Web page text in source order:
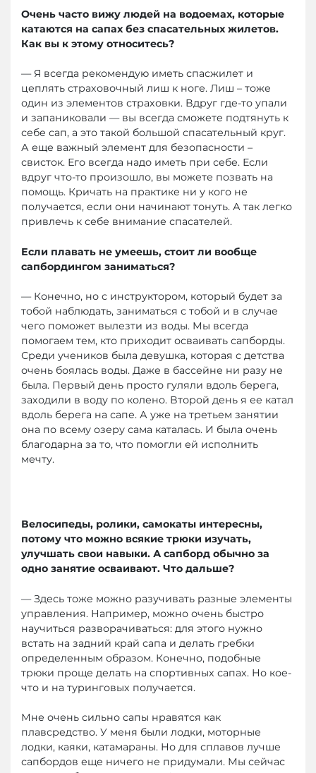
Очень часто вижу людей на водоемах, которые
катаются на сапах без спасательных жилетов.
Как вы к этому относитесь?
— Я всегда рекомендую иметь спасжилет и
цеплять страховочный лиш к ноге. Лиш – тоже
один из элементов страховки. Вдруг где-то упали
и запаниковали — вы всегда сможете подтянуть к
себе сап, а это такой большой спасательный круг.
А еще важный элемент для безопасности –
свисток. Его всегда надо иметь при себе. Если
вдруг что-то произошло, вы можете позвать на
помощь. Кричать на практике ни у кого не
получается, если они начинают тонуть. А так легко
привлечь к себе внимание спасателей.
Если плавать не умеешь, стоит ли вообще
сапбордингом заниматься?
— Конечно, но с инструктором, который будет за
тобой наблюдать, заниматься с тобой и в случае
чего поможет вылезти из воды. Мы всегда
помогаем тем, кто приходит осваивать сапборды.
Среди учеников была девушка, которая с детства
очень боялась воды. Даже в бассейне ни разу не
была. Первый день просто гуляли вдоль берега,
заходили в воду по колено. Второй день я ее катал
вдоль берега на сапе. А уже на третьем занятии
она по всему озеру сама каталась. И была очень
благодарна за то, что помогли ей исполнить
мечту.
Велосипеды, ролики, самокаты интересны,
потому что можно всякие трюки изучать,
улучшать свои навыки. А сапборд обычно за
одно занятие осваивают. Что дальше?
— Здесь тоже можно разучивать разные элементы
управления. Например, можно очень быстро
научиться разворачиваться: для этого нужно
встать на задний край сапа и делать гребки
определенным образом. Конечно, подобные
трюки проще делать на спортивных сапах. Но кое-
что и на туринговых получается.
Мне очень сильно сапы нравятся как
плавсредство. У меня были лодки, моторные
лодки, каяки, катамараны. Но для сплавов лучше
сапбордов еще ничего не придумали. Мы сейчас